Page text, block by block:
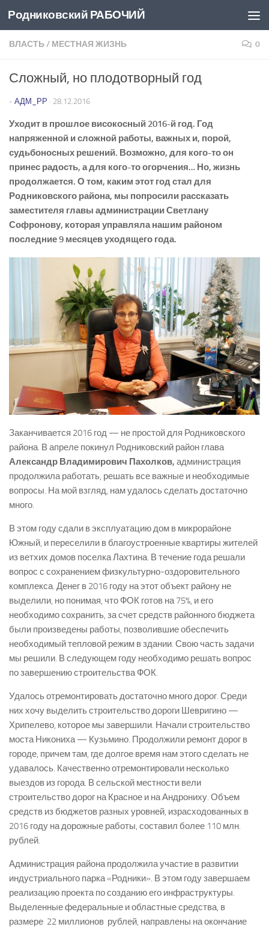
Перейти к содержимому
Родниковский РАБОЧИЙ
ВЛАСТЬ/ МЕСТНАЯ ЖИЗНЬ 0
Сложный, но плодотворный год
- АДМ_РР · 28.12.2016
Уходит в прошлое високосный 2016-й год. Год
напряженной и сложной работы, важных и, порой,
судьбоносных решений. Возможно, для кого-то он
принес радость, а для кого-то огорчения… Но, жизнь
продолжается. О том, каким этот год стал для
Родниковского района, мы попросили рассказать
заместителя главы администрации Светлану
Софронову, которая управляла нашим районом
последние 9 месяцев уходящего года.
Заканчивается 2016 год — не простой для Родниковского
района. В апреле покинул Родниковский район глава
Александр Владимирович Пахолков, администрация
продолжила работать, решать все важные и необходимые
вопросы. На мой взгляд, нам удалось сделать достаточно
много.
В этом году сдали в эксплуатацию дом в микрорайоне
Южный, и переселили в благоустроенные квартиры жителей
из ветхих домов поселка Лахтина. В течение года решали
вопрос с сохранением физкультурно-оздоровительного
комплекса. Денег в 2016 году на этот объект району не
выделили, но понимая, что ФОК готов на 75%, и его
необходимо сохранить, за счет средств районного бюджета
были произведены работы, позволившие обеспечить
необходимый тепловой режим в здании. Свою часть задачи
мы решили. В следующем году необходимо решать вопрос
по завершению строительства ФОК.
Удалось отремонтировать достаточно много дорог. Среди
них хочу выделить строительство дороги Шевригино —
Хрипелево, которое мы завершили. Начали строительство
моста Никониха — Кузьмино. Продолжили ремонт дорог в
городе, причем там, где долгое время нам этого сделать не
удавалось. Качественно отремонтировали несколько
выездов из города. В сельской местности вели
строительство дорог на Красное и на Андрониху. Объем
средств из бюджетов разных уровней, израсходованных в
2016 году на дорожные работы, составил более 110 млн.
рублей.
Администрация района продолжила участие в развитии
индустриального парка «Родники». В этом году завершаем
реализацию проекта по созданию его инфраструктуры.
Выделенные федеральные и областные средства, в
размере 22 миллионов рублей, направлены на окончание